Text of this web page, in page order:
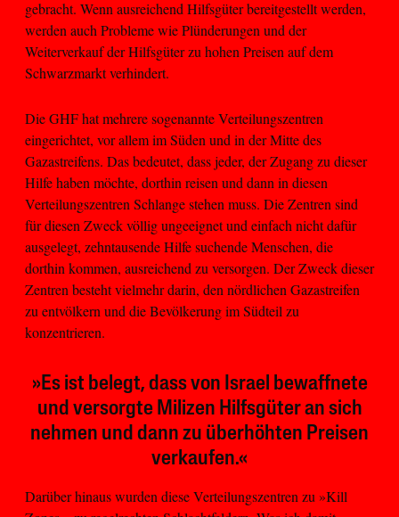
gebracht. Wenn ausreichend Hilfsgüter bereitgestellt werden,
werden auch Probleme wie Plünderungen und der
Weiterverkauf der Hilfsgüter zu hohen Preisen auf dem
Schwarzmarkt verhindert.
Die GHF hat mehrere sogenannte Verteilungszentren
eingerichtet, vor allem im Süden und in der Mitte des
Gazastreifens. Das bedeutet, dass jeder, der Zugang zu dieser
Hilfe haben möchte, dorthin reisen und dann in diesen
Verteilungszentren Schlange stehen muss. Die Zentren sind
für diesen Zweck völlig ungeeignet und einfach nicht dafür
ausgelegt, zehntausende Hilfe suchende Menschen, die
dorthin kommen, ausreichend zu versorgen. Der Zweck dieser
Zentren besteht vielmehr darin, den nördlichen Gazastreifen
zu entvölkern und die Bevölkerung im Südteil zu
konzentrieren.
»Es ist belegt, dass von Israel bewaffnete
und versorgte Milizen Hilfsgüter an sich
nehmen und dann zu überhöhten Preisen
verkaufen.«
Darüber hinaus wurden diese Verteilungszentren zu »Kill